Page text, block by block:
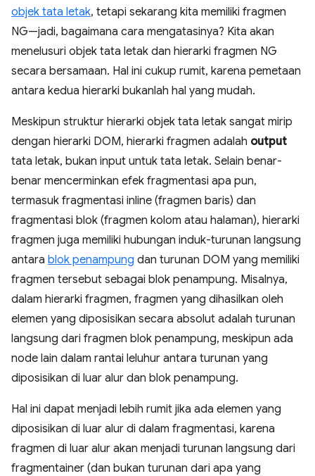
objek tata letak, tetapi sekarang kita memiliki fragmen
NG—jadi, bagaimana cara mengatasinya? Kita akan
menelusuri objek tata letak dan hierarki fragmen NG
secara bersamaan. Hal ini cukup rumit, karena pemetaan
antara kedua hierarki bukanlah hal yang mudah.
Meskipun struktur hierarki objek tata letak sangat mirip
dengan hierarki DOM, hierarki fragmen adalah output
tata letak, bukan input untuk tata letak. Selain benar-
benar mencerminkan efek fragmentasi apa pun,
termasuk fragmentasi inline (fragmen baris) dan
fragmentasi blok (fragmen kolom atau halaman), hierarki
fragmen juga memiliki hubungan induk-turunan langsung
antara blok penampung dan turunan DOM yang memiliki
fragmen tersebut sebagai blok penampung. Misalnya,
dalam hierarki fragmen, fragmen yang dihasilkan oleh
elemen yang diposisikan secara absolut adalah turunan
langsung dari fragmen blok penampung, meskipun ada
node lain dalam rantai leluhur antara turunan yang
diposisikan di luar alur dan blok penampung.
Hal ini dapat menjadi lebih rumit jika ada elemen yang
diposisikan di luar alur di dalam fragmentasi, karena
fragmen di luar alur akan menjadi turunan langsung dari
fragmentainer (dan bukan turunan dari apa yang